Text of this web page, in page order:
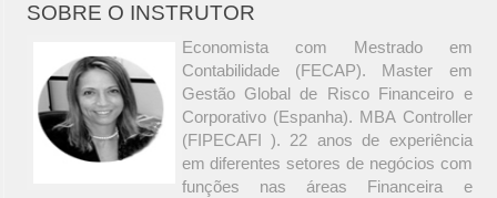
SOBRE O INSTRUTOR
Economista com Mestrado em
Contabilidade (FECAP). Master em
Gestão Global de Risco Financeiro e
Corporativo (Espanha). MBA Controller
(FIPECAFI ). 22 anos de experiência
em diferentes setores de negócios com
funções nas áreas Financeira e